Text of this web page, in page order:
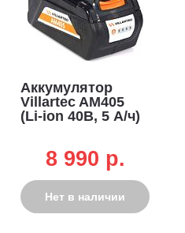
Аккумулятор
Villartec AM405
(Li-ion 40В, 5 А/ч)
8 990 p.
Нет в наличии